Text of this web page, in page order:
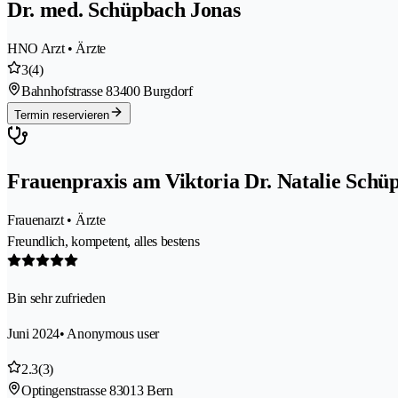
Dr. med. Schüpbach Jonas
HNO Arzt • Ärzte
3(4)
Bahnhofstrasse 83400 Burgdorf
Termin reservieren
Frauenpraxis am Viktoria Dr. Natalie
Frauenarzt • Ärzte
Freundlich, kompetent, alles bestens
Bin sehr zufrieden
Juni 2024• Anonymous user
2.3(3)
Optingenstrasse 83013 Bern